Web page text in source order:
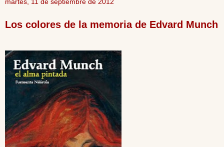
Los colores de la memoria de Edvard Munch